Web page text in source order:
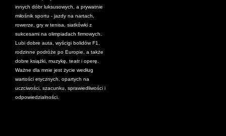
innych dóbr luksusowych, a prywatnie
miłośnik sportu - jazdy na nartach,
rowerze, gry w tenisa, siatkówki z
sukcesami na olimpiadach firmowych.
Lubi dobre auta, wyścigi bolidów F1,
rodzinne podróże po Europie, a także
dobre książki, muzykę, teatr i operę.
Ważne dla mnie jest życie według
wartości etycznych, opartych na
uczciwości, szacunku, sprawiedliwości i
odpowiedzialności.